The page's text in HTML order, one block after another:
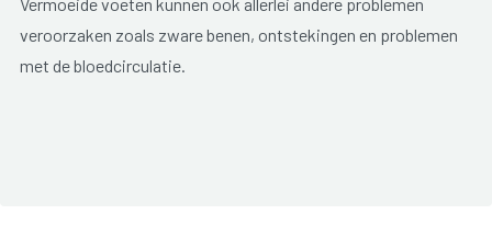
veroorzaken zoals zware benen, ontstekingen en problemen
met de bloedcirculatie.